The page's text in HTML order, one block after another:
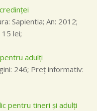
Sapientia; An: 2012;
lei;
adulţi
246; Preţ informativ:
pentru tineri şi adulţi